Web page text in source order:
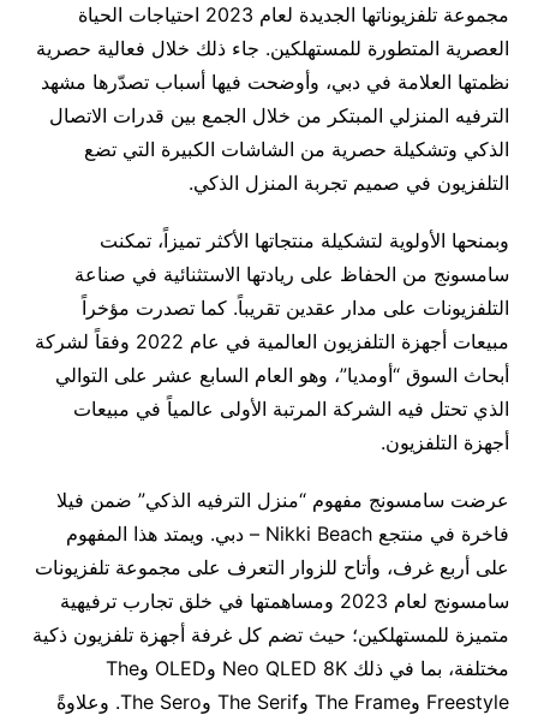
مجموعة تلفزيوناتها الجديدة لعام 2023 احتياجات الحياة
العصرية المتطورة للمستهلكين. جاء ذلك خلال فعالية حصرية
نظمتها العلامة في دبي، وأوضحت فيها أسباب تصدّرها مشهد
الترفيه المنزلي المبتكر من خلال الجمع بين قدرات الاتصال
الذكي وتشكيلة حصرية من الشاشات الكبيرة التي تضع
التلفزيون في صميم تجربة المنزل الذكي.
وبمنحها الأولوية لتشكيلة منتجاتها الأكثر تميزاً، تمكنت
سامسونج من الحفاظ على ريادتها الاستثنائية في صناعة
التلفزيونات على مدار عقدين تقريباً. كما تصدرت مؤخراً
مبيعات أجهزة التلفزيون العالمية في عام 2022 وفقاً لشركة
أبحاث السوق “أومديا”، وهو العام السابع عشر على التوالي
الذي تحتل فيه الشركة المرتبة الأولى عالمياً في مبيعات
أجهزة التلفزيون.
عرضت سامسونج مفهوم “منزل الترفيه الذكي” ضمن فيلا
فاخرة في منتجع Nikki Beach – دبي. ويمتد هذا المفهوم
على أربع غرف، وأتاح للزوار التعرف على مجموعة تلفزيونات
سامسونج لعام 2023 ومساهمتها في خلق تجارب ترفيهية
متميزة للمستهلكين؛ حيث تضم كل غرفة أجهزة تلفزيون ذكية
مختلفة، بما في ذلك Neo QLED 8K وOLED وThe
Freestyle وThe Frame وThe Serif وThe Sero. وعلاوةً